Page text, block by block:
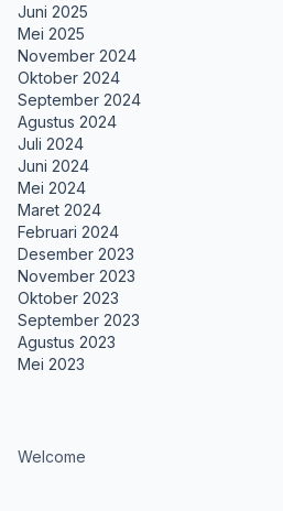
Juni 2025
Mei 2025
November 2024
Oktober 2024
September 2024
Agustus 2024
Juli 2024
Juni 2024
Mei 2024
Maret 2024
Februari 2024
Desember 2023
November 2023
Oktober 2023
September 2023
Agustus 2023
Mei 2023
Welcome